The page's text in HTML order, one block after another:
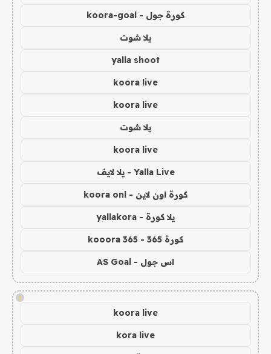
كورة جول - koora-goal
يلا شوت
yalla shoot
koora live
koora live
يلا شوت
koora live
Yalla Live - يلا لايف
كورة اون لاين - koora onl
يلا كورة - yallakora
كورة 365 - kooora 365
اس جول - AS Goal
!
koora live
kora live